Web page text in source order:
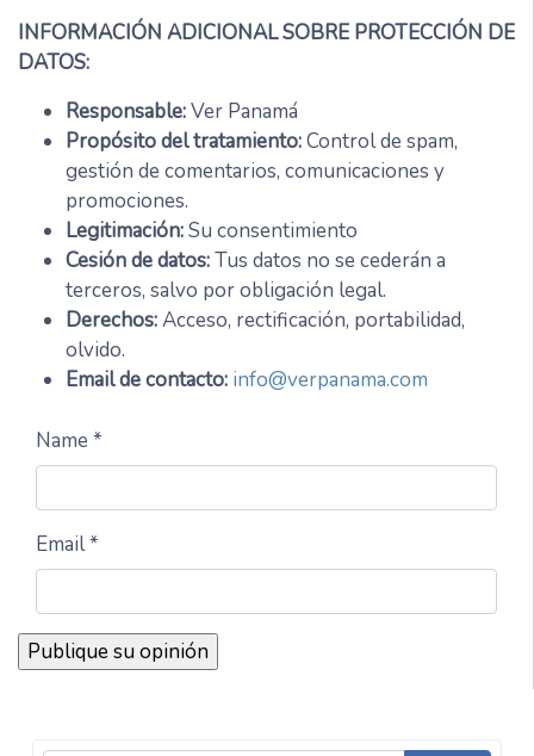
INFORMACIÓN ADICIONAL SOBRE PROTECCIÓN DE
DATOS:
Responsable:Ver Panamá
Propósito del tratamiento:Control de spam,
gestión de comentarios, comunicaciones y
promociones.
Legitimación:Su consentimiento
Cesión de datos:Tus datos no se cederán a
terceros, salvo por obligación legal.
Derechos:Acceso, rectificación, portabilidad,
olvido.
Email de contacto: info@verpanama.com
Name *
Email *